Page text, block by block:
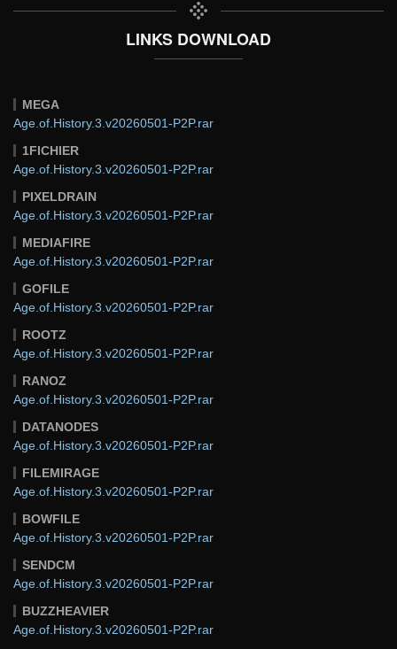
LINKS DOWNLOAD
MEGA
Age.of.History.3.v20260501-P2P.rar
1FICHIER
Age.of.History.3.v20260501-P2P.rar
PIXELDRAIN
Age.of.History.3.v20260501-P2P.rar
MEDIAFIRE
Age.of.History.3.v20260501-P2P.rar
GOFILE
Age.of.History.3.v20260501-P2P.rar
ROOTZ
Age.of.History.3.v20260501-P2P.rar
RANOZ
Age.of.History.3.v20260501-P2P.rar
DATANODES
Age.of.History.3.v20260501-P2P.rar
FILEMIRAGE
Age.of.History.3.v20260501-P2P.rar
BOWFILE
Age.of.History.3.v20260501-P2P.rar
SENDCM
Age.of.History.3.v20260501-P2P.rar
BUZZHEAVIER
Age.of.History.3.v20260501-P2P.rar